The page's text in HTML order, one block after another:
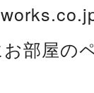
部屋の